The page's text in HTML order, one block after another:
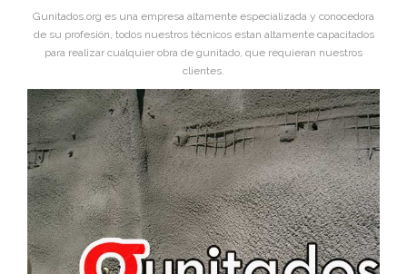
Gunitados.org es una empresa altamente especializada y conocedora
de su profesión, todos nuestros técnicos estan altamente capacitados
para realizar cualquier obra de gunitado, que requieran nuestros
clientes.